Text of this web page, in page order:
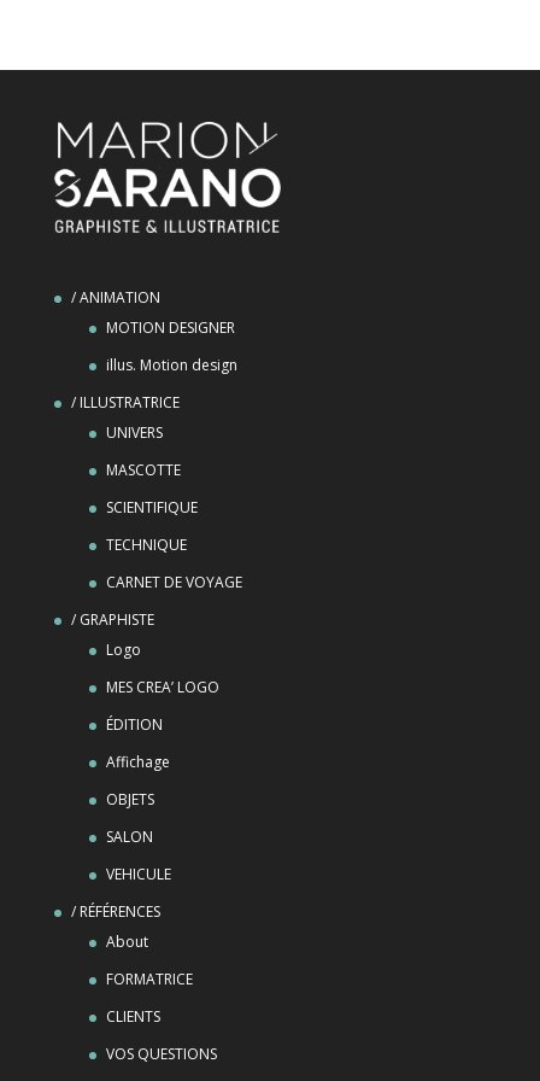
/ ANIMATION
MOTION DESIGNER
illus. Motion design
/ ILLUSTRATRICE
UNIVERS
MASCOTTE
SCIENTIFIQUE
TECHNIQUE
CARNET DE VOYAGE
/ GRAPHISTE
Logo
MES CREA’ LOGO
ÉDITION
Affichage
OBJETS
SALON
VEHICULE
/ RÉFÉRENCES
About
FORMATRICE
CLIENTS
VOS QUESTIONS